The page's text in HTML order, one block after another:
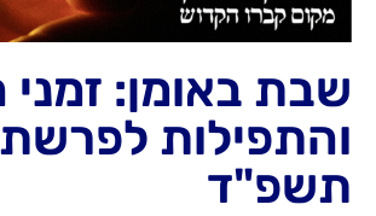
שבת באומן: זמני
והתפילות
תשפ"ד